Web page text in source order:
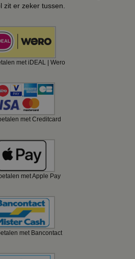
zit er zeker tussen.
met iDEAL | Wero
met Creditcard
met Apple Pay
met Bancontact